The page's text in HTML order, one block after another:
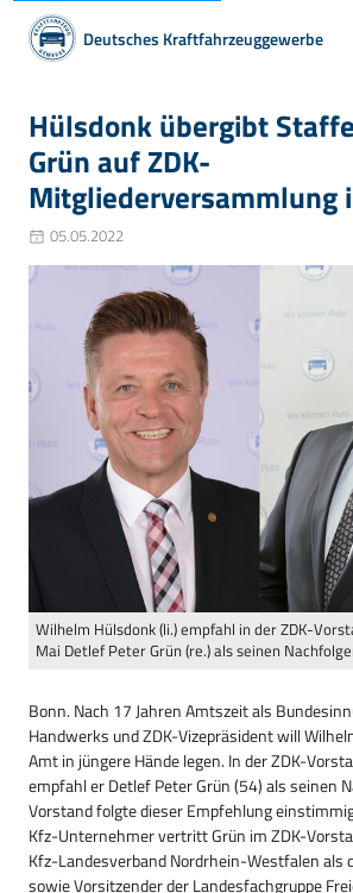
Deutsches Kraftfahrzeuggewerbe
Hülsdonk übergibt
Grün auf ZDK-
Mitgliederversammlung
05.05.2022
Wilhelm Hülsdonk (li.) empfahl in der ZDK-
Mai Detlef Peter Grün (re.) als seinen
Bonn. Nach 17 Jahren Amtszeit als
Handwerks und ZDK-Vizepräsident will
Amt in jüngere Hände legen. In der ZDK-
empfahl er Detlef Peter Grün (54) als seinen
Vorstand folgte dieser Empfehlung
Kfz-Unternehmer vertritt Grün im ZDK-
Kfz-Landesverband Nordrhein-Westfalen als
sowie Vorsitzender der Landesfachgruppe